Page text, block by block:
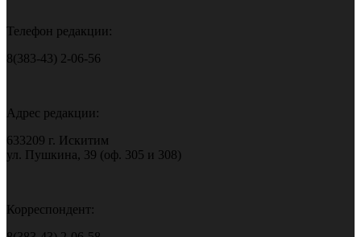
Телефон редакции:
8(383-43) 2-06-56
Адрес редакции:
633209 г. Искитим
ул. Пушкина, 39 (оф. 305 и 308)
Корреспондент: